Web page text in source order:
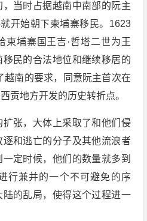
当时占据越南中南部的阮主
开始朝下柬埔寨移民。1623
柬埔寨国王吉·哲塔二世为王
民的合法地位和继续移居的
越南的要求，同意阮主首次在
地方开发的历史转折点。
张，大体上采取了和他们侵
和逃亡的分子及其他流浪者
定时候，他们的数量就多到
行兼并的一个不可避免的序
的乱局，使得这个过程进一